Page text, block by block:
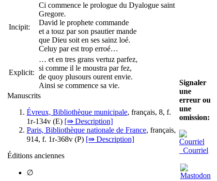
Incipit:
Ci commence le prologue du Dyalogue saint
Gregore.
David le prophete commande
et a touz par son psautier mande
que Dieu soit en ses sainz loé.
Celuy par est trop erroé…
Explicit:
… et en tres grans vertuz parfez,
si comme il le moustra par fez,
de quoy plusours ourent envie.
Ainsi se commence sa vie.
Manuscrits
Évreux, Bibliothèque municipale, français, 8, f.
1r-134v (E) [⇛ Description]
Paris, Bibliothèque nationale de France, français,
914, f. 1r-368v (P) [⇛ Description]
Éditions anciennes
∅
Signaler
une
erreur ou
une
omission:
Courriel